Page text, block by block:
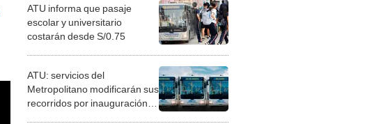
ATU informa que pasaje
escolar y universitario
costarán desde S/0.75
ATU: servicios del
Metropolitano modificarán sus
recorridos por inauguración